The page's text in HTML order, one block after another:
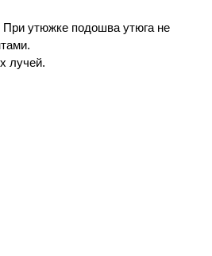
При утюжке подошва утюга не
лучей.